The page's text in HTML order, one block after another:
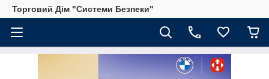
Торговий Дім "Системи Безпеки"